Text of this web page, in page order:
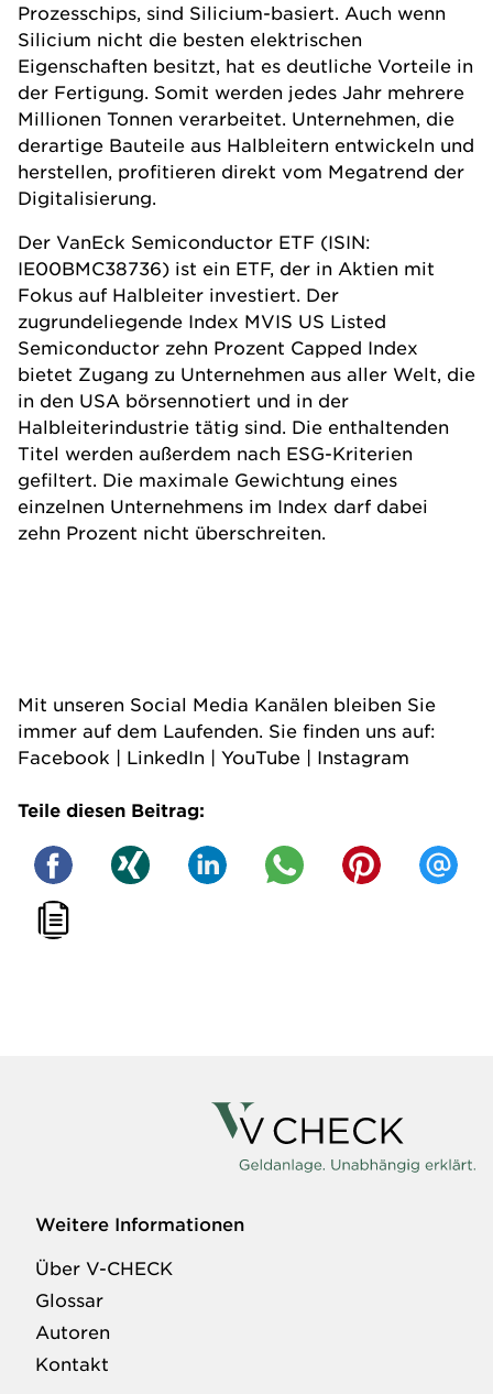
Prozesschips, sind Silicium-basiert. Auch wenn
Silicium nicht die besten elektrischen
Eigenschaften besitzt, hat es deutliche Vorteile in
der Fertigung. Somit werden jedes Jahr mehrere
Millionen Tonnen verarbeitet. Unternehmen, die
derartige Bauteile aus Halbleitern entwickeln und
herstellen, profitieren direkt vom Megatrend der
Digitalisierung.
Der VanEck Semiconductor ETF (ISIN:
IE00BMC38736) ist ein ETF, der in Aktien mit
Fokus auf Halbleiter investiert. Der
zugrundeliegende Index MVIS US Listed
Semiconductor zehn Prozent Capped Index
bietet Zugang zu Unternehmen aus aller Welt, die
in den USA börsennotiert und in der
Halbleiterindustrie tätig sind. Die enthaltenden
Titel werden außerdem nach ESG-Kriterien
gefiltert. Die maximale Gewichtung eines
einzelnen Unternehmens im Index darf dabei
zehn Prozent nicht überschreiten.
Mit unseren Social Media Kanälen bleiben Sie
immer auf dem Laufenden. Sie finden uns auf:
Facebook | LinkedIn | YouTube | Instagram
Teile diesen Beitrag:
Weitere Informationen
Über V-CHECK
Glossar
Autoren
Kontakt